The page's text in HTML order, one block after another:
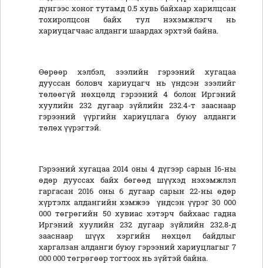
дүнгээс хоног тутамд 0.5 хувь байхаар харилцсан
тохиролцсон байх тул нэхэмжлэгч нь
хариуцагчаас алданги шаардах эрхтэй байна.
Өөрөөр хэлбэл, зээлийн гэрээний хугацаа
дууссан боловч хариуцагч нь үндсэн зээлийг
төлөөгүй нөхцөлд гэрээний 4 болон Иргэний
хуулийн 232 дугаар зүйлийн 232.4-т зааснаар
гэрээний үүргийн хариуцлага буюу алданги
төлөх үүрэгтэй.
Гэрээний хугацаа 2014 оны 4 дүгээр сарын 16-ны
өдөр дууссах байх бөгөөд шүүхэд нэхэмжлэл
гаргасан 2016 оны 6 дугаар сарын 22-ны өдөр
хүртэлх алдангийн хэмжээ үндсэн үүрэг 30 000
000 төгрөгийн 50 хувиас хэтэрч байхаас гадна
Иргэний хуулийн 232 дугаар зүйлийн 232.8-д
зааснаар шүүх хэргийн нөхцөл байдлыг
харгалзан алданги буюу гэрээний хариуцлагыг 7
000 000 төгрөгөөр тогтоох нь зүйтэй байна.